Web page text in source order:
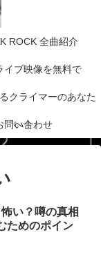
ROCK 全曲紹介
イブ映像を無料で
クライマーのあなた
へ！
問い合わせ
い？噂の真相
ためのポイン